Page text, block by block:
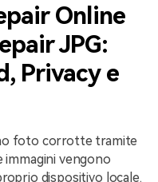
Online
JPG:
Privacy e
foto corrotte tramite
immagini vengono
dispositivo locale.